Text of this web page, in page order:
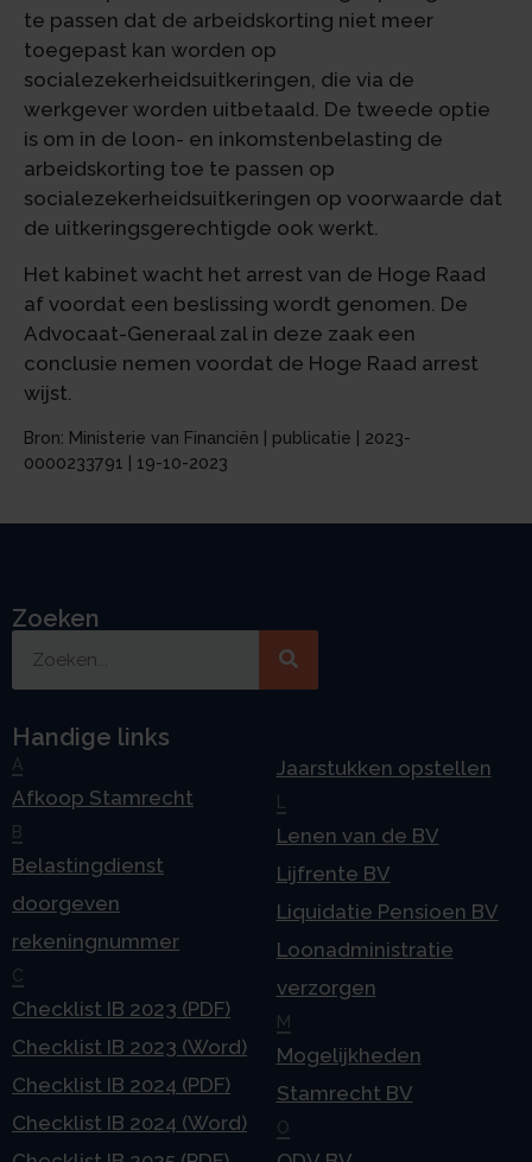
te passen dat de arbeidskorting niet meer
toegepast kan worden op
socialezekerheidsuitkeringen, die via de
werkgever worden uitbetaald. De tweede optie
is om in de loon- en inkomstenbelasting de
arbeidskorting toe te passen op
socialezekerheidsuitkeringen op voorwaarde dat
de uitkeringsgerechtigde ook werkt.
Het kabinet wacht het arrest van de Hoge Raad
af voordat een beslissing wordt genomen. De
Advocaat-Generaal zal in deze zaak een
conclusie nemen voordat de Hoge Raad arrest
wijst.
Bron: Ministerie van Financiën | publicatie | 2023-
0000233791 | 19-10-2023
Zoeken
Handige links
A
Afkoop Stamrecht
B
Belastingdienst
doorgeven
rekeningnummer
C
Checklist IB 2023 (PDF)
Checklist IB 2023 (Word)
Checklist IB 2024 (PDF)
Checklist IB 2024 (Word)
Jaarstukken opstellen
Lenen van de BV
Lijfrente BV
Liquidatie Pensioen BV
Loonadministratie
verzorgen
M
Mogelijkheden
Stamrecht BV
O